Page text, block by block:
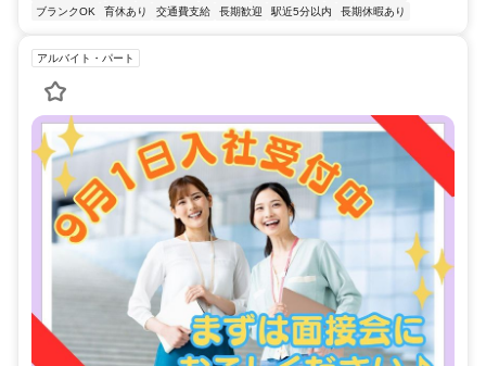
ブランクOK
育休あり 交通費支給 長期歓迎 駅近5分以内 長期休暇あり
アルバイト・パート